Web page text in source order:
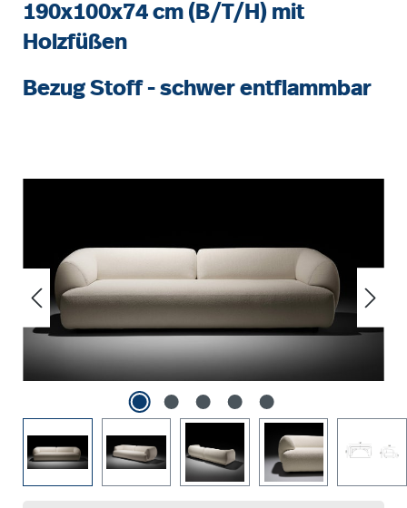
190x100x74 cm (B/T/H) mit
Holzfüßen
Bezug Stoff - schwer entflammbar